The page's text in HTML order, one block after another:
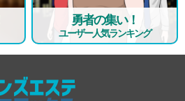
勇者の集い！
ユーザー人気ランキング